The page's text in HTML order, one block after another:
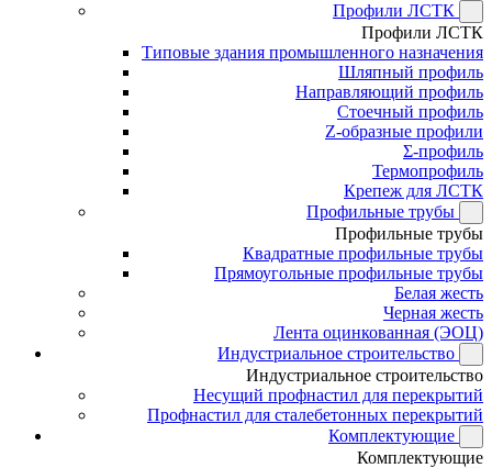
Профили ЛСТК
Профили ЛСТК
Типовые здания промышленного назначения
Шляпный профиль
Направляющий профиль
Стоечный профиль
Z-образные профили
Σ-профиль
Термопрофиль
Крепеж для ЛСТК
Профильные трубы
Профильные трубы
Квадратные профильные трубы
Прямоугольные профильные трубы
Белая жесть
Черная жесть
Лента оцинкованная (ЭОЦ)
Индустриальное строительство
Индустриальное строительство
Несущий профнастил для перекрытий
Профнастил для сталебетонных перекрытий
Комплектующие
Комплектующие